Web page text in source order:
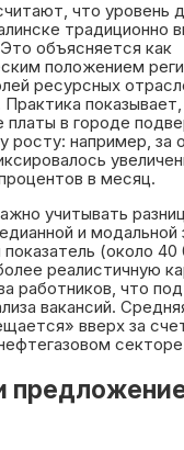
что уровень
традиционно
объясняется как
положением
ресурсных
платы в городе
росту: например, за
в месяц.
учитывать
и модальной
(около 40
реалистичную
работников, что
вакансий.
вверх за